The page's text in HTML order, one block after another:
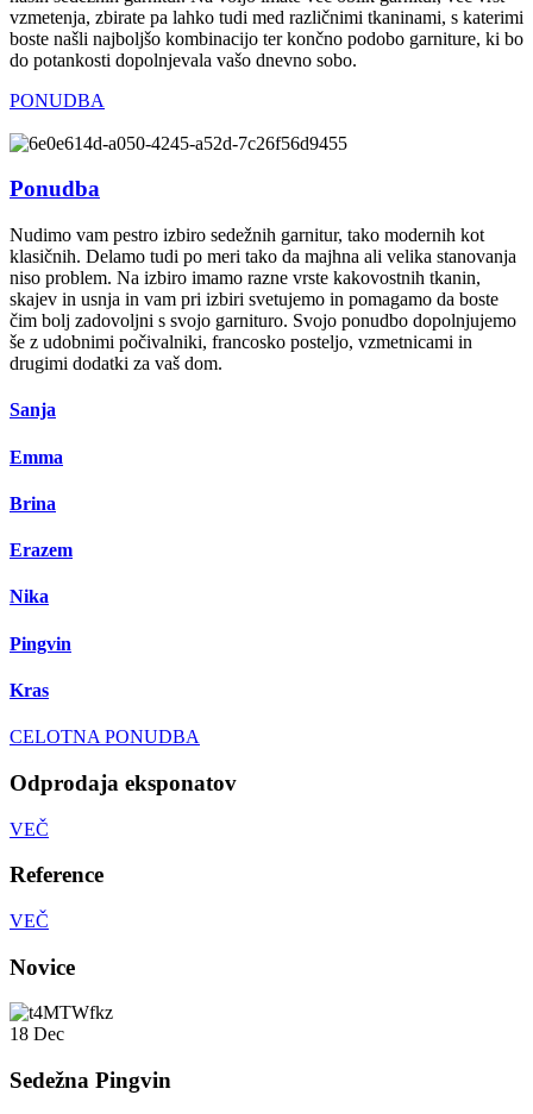
vzmetenja, zbirate pa lahko tudi med različnimi tkaninami, s katerimi
boste našli najboljšo kombinacijo ter končno podobo garniture, ki bo
do potankosti dopolnjevala vašo dnevno sobo.
PONUDBA
Ponudba
Nudimo vam pestro izbiro sedežnih garnitur, tako modernih kot
klasičnih. Delamo tudi po meri tako da majhna ali velika stanovanja
niso problem. Na izbiro imamo razne vrste kakovostnih tkanin,
skajev in usnja in vam pri izbiri svetujemo in pomagamo da boste
čim bolj zadovoljni s svojo garnituro. Svojo ponudbo dopolnjujemo
še z udobnimi počivalniki, francosko posteljo, vzmetnicami in
drugimi dodatki za vaš dom.
Sanja
Emma
Brina
Erazem
Nika
Pingvin
Kras
CELOTNA PONUDBA
Odprodaja eksponatov
VEČ
Reference
VEČ
Novice
18 Dec
Sedežna Pingvin